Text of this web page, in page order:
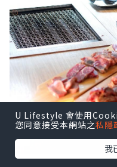
U Lifestyle 會使用
您同意接受本網站之私隱
我